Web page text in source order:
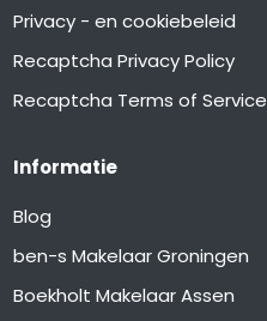
Privacy - en cookiebeleid
Recaptcha Privacy Policy
Recaptcha Terms of Service
Informatie
Blog
ben-s Makelaar Groningen
Boekholt Makelaar Assen